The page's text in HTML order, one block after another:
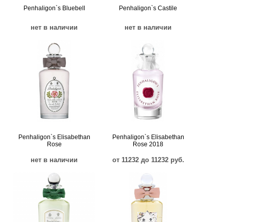
Penhaligon`s Bluebell
нет в наличии
Penhaligon`s Castile
нет в наличии
Penhaligon`s Elisabethan
Rose
нет в наличии
Penhaligon`s Elisabethan
Rose 2018
от 11232 до 11232 руб.